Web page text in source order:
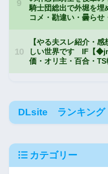
DLsite ランキング
カテゴリー